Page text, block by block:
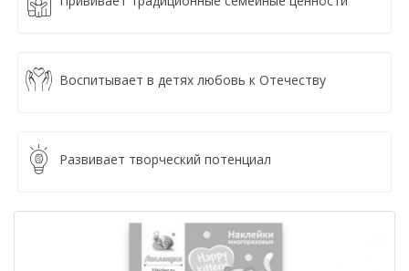
Воспитывает в детях любовь к Отечеству
Развивает творческий потенциал